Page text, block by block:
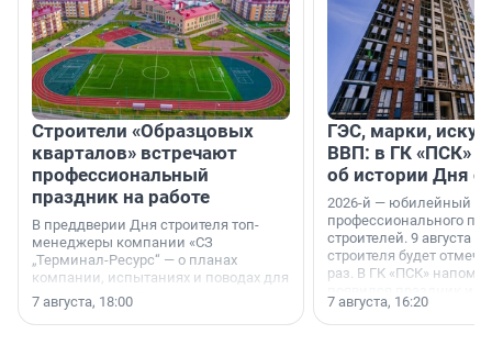
Строители «Образцовых
кварталов» встречают
профессиональный
праздник на работе
В преддверии Дня строителя топ-
менеджеры компании «СЗ
„Терминал-Ресурс“ — о планах
компании, испытаниях и поводах для
осторожного оптимизма.
7 августа, 18:00
ГЭС, марки,
ВВП: в ГК «ПСК»
об истории Дня
2026-й — юбилейный
профессионального
строителей. 9 августа
строителя будет
раз. В ГК «ПСК»
поменялась роль
7 августа, 16:20